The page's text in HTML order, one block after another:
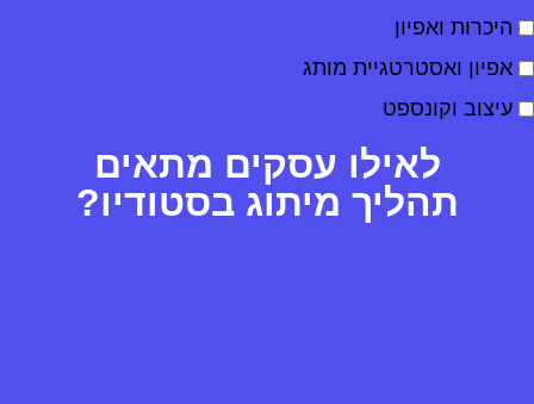
היכרות ואפיון
אפיון ואסטרטגיית מותג
עיצוב וקונספט
לאילו עסקים מתאים
תהליך מיתוג בסטודיו?